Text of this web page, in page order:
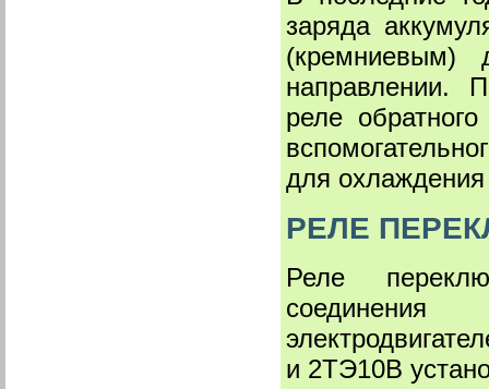
заряда
направлении.
реле
для
РЕЛЕ
Реле
и 2ТЭ10В